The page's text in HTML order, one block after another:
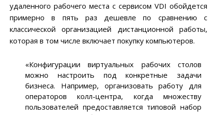
удаленного рабочего места с сервисом VDI обойдется
примерно в пять раз дешевле по сравнению с
классической организацией дистанционной работы,
которая в том числе включает покупку компьютеров.
«Конфигурации виртуальных рабочих столов
можно настроить под конкретные задачи
бизнеса. Например, организовать работу для
операторов колл-центра, когда множеству
пользователей предоставляется типовой набор